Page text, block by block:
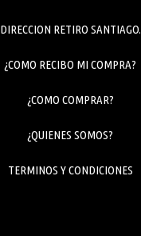
DIRECCION RETIRO SANTIAGO.
¿COMO RECIBO MI COMPRA?
¿COMO COMPRAR?
¿QUIENES SOMOS?
TERMINOS Y CONDICIONES